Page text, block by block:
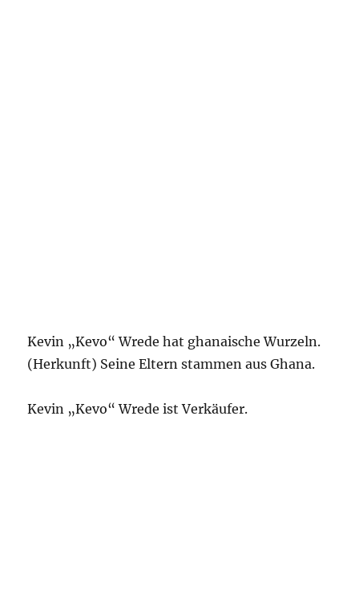
Kevin „Kevo“ Wrede hat ghanaische Wurzeln.
(Herkunft) Seine Eltern stammen aus Ghana.
Kevin „Kevo“ Wrede ist Verkäufer.